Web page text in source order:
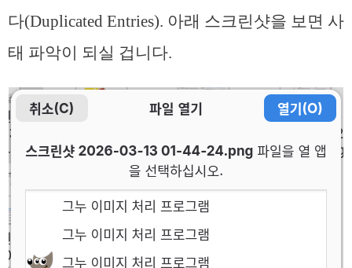
다(Duplicated Entries). 아래 스크린샷을 보면 사
태 파악이 되실 겁니다.